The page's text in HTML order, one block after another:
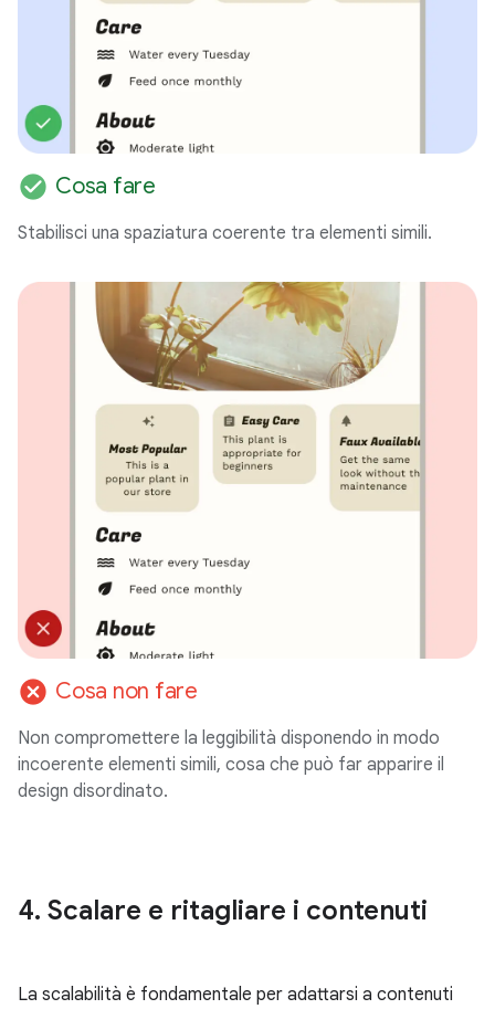
check_circle Cosa fare
Stabilisci una spaziatura coerente tra elementi simili.
cancel Cosa non fare
Non compromettere la leggibilità disponendo in modo
incoerente elementi simili, cosa che può far apparire il
design disordinato.
4. Scalare e ritagliare i contenuti
La scalabilità è fondamentale per adattarsi a contenuti